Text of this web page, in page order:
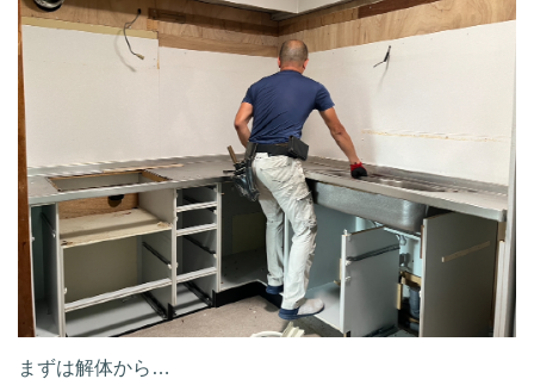
まずは解体から…